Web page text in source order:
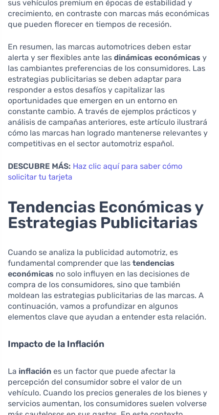
sus vehículos premium en épocas de estabilidad y
crecimiento, en contraste con marcas más económicas
que pueden florecer en tiempos de recesión.
En resumen, las marcas automotrices deben estar
alerta y ser flexibles ante las dinámicas económicas y
las cambiantes preferencias de los consumidores. Las
estrategias publicitarias se deben adaptar para
responder a estos desafíos y capitalizar las
oportunidades que emergen en un entorno en
constante cambio. A través de ejemplos prácticos y
análisis de campañas anteriores, este artículo ilustrará
cómo las marcas han logrado mantenerse relevantes y
competitivas en el sector automotriz español.
DESCUBRE MÁS: Haz clic aquí para saber cómo
solicitar tu tarjeta
Tendencias Económicas y
Estrategias Publicitarias
Cuando se analiza la publicidad automotriz, es
fundamental comprender que las tendencias
económicas no solo influyen en las decisiones de
compra de los consumidores, sino que también
moldean las estrategias publicitarias de las marcas. A
continuación, vamos a profundizar en algunos
elementos clave que ayudan a entender esta relación.
Impacto de la Inflación
La inflación es un factor que puede afectar la
percepción del consumidor sobre el valor de un
vehículo. Cuando los precios generales de los bienes y
servicios aumentan, los consumidores suelen volverse